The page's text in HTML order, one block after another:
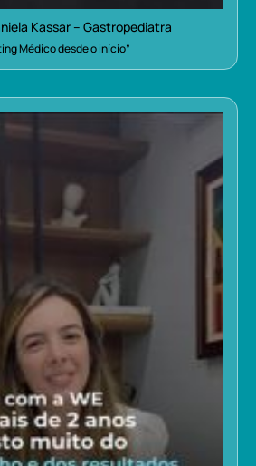
Kassar – Gastropediatra
Médico desde o início”